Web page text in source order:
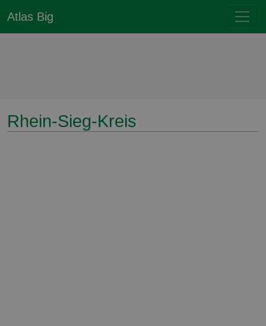
Atlas Big
Rhein-Sieg-Kreis